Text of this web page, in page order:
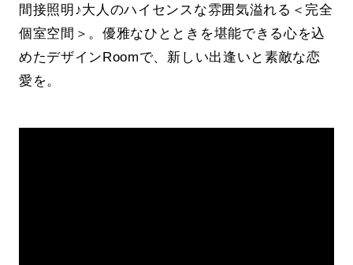
間接照明♪大人のハイセンスな雰囲気溢れる＜完全
個室空間＞。優雅なひとときを堪能できる心を込
めたデザインRoomで、新しい出逢いと素敵な恋
愛を。